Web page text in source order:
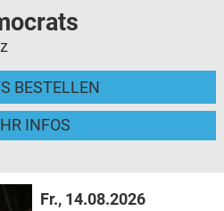
BESTELLEN
INFOS
Fr., 14.08.2026